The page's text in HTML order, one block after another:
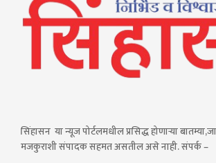
सिंहासन या न्यूज पोर्टलमधील प्रसिद्ध होणाऱ्या
मजकुराशी संपादक सहमत असतील असे नाही. संपर्क –